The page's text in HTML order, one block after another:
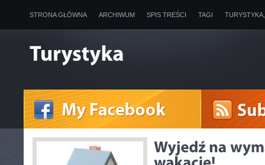
STRONA GŁÓWNA ARCHIWUM SPIS TREŚCI TAGI